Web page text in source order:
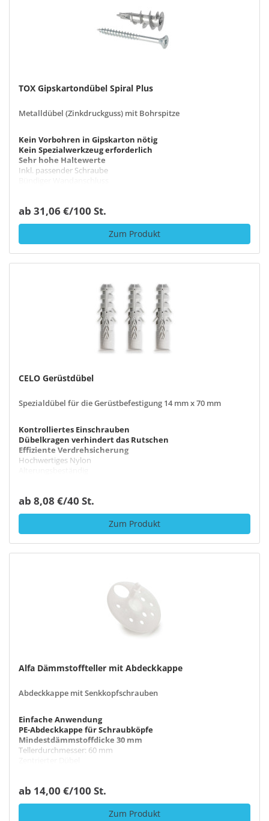
TOX Gipskartondübel Spiral Plus
Metalldübel (Zinkdruckguss) mit Bohrspitze
Kein Vorbohren in Gipskarton nötig
Kein Spezialwerkzeug erforderlich
Sehr hohe Haltewerte
Inkl. passender Schraube
ab 31,06 €/100 St.
Zum Produkt
CELO Gerüstdübel
Spezialdübel für die Gerüstbefestigung 14 mm x 70 mm
Kontrolliertes Einschrauben
Dübelkragen verhindert das Rutschen
Effiziente Verdrehsicherung
Hochwertiges Nylon
ab 8,08 €/40 St.
Zum Produkt
Alfa Dämmstoffteller mit Abdeckkappe
Abdeckkappe mit Senkkopfschrauben
Einfache Anwendung
PE-Abdeckkappe für Schraubköpfe
Mindestdämmstoffdicke 30 mm
Tellerdurchmesser: 60 mm
ab 14,00 €/100 St.
Zum Produkt